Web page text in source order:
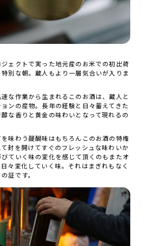
ェクトで実った地元産のお米での初出荷
別な朝。蔵人もより一層気合いが入りま
な作業から生まれるこのお酒は、蔵人と
ンの産物。長年の経験と日々蓄えてきた
な香りと黄金の味わいとなって現れるの
味わう醍醐味はもちろんこのお酒の特権
封を開けてすぐのフレッシュな味わいか
ていく味の変化を感じて頂くのもまたオ
々変化していく味。それはまぎれもなく
証です。